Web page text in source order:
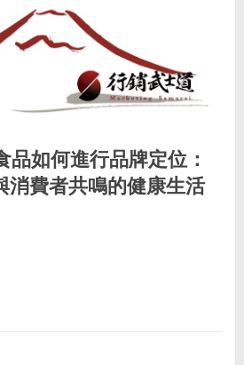
品如何進行品牌定位：
消費者共鳴的健康生活